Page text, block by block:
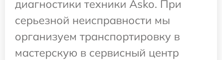
диагностики техники Asko. При
серьезной неисправности мы
организуем транспортировку в
мастерскую в сервисный центр